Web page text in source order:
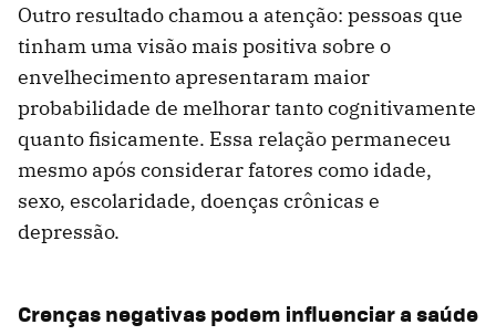
Outro resultado chamou a atenção: pessoas que
tinham uma visão mais positiva sobre o
envelhecimento apresentaram maior
probabilidade de melhorar tanto cognitivamente
quanto fisicamente. Essa relação permaneceu
mesmo após considerar fatores como idade,
sexo, escolaridade, doenças crônicas e
depressão.
Crenças negativas podem influenciar a saúde